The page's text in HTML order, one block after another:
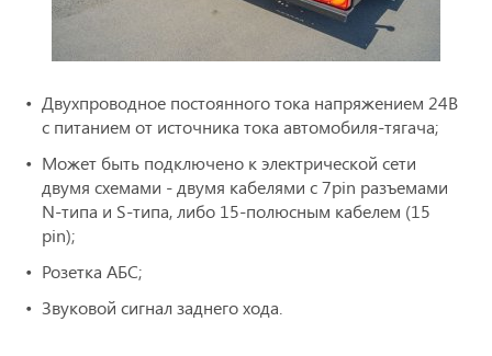
Двухпроводное постоянного тока напряжением 24В
с питанием от источника тока автомобиля-тягача;
Может быть подключено к электрической сети
двумя схемами - двумя кабелями с 7pin разъемами
N-типа и S-типа, либо 15-полюсным кабелем (15
pin);
Розетка АБС;
Звуковой сигнал заднего хода.